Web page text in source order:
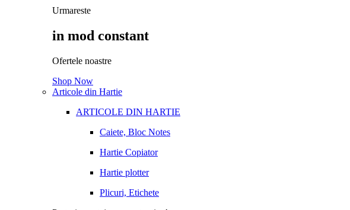
Urmareste
in mod constant
Ofertele noastre
Shop Now
Articole din Hartie
ARTICOLE DIN HARTIE
Caiete, Bloc Notes
Hartie Copiator
Hartie plotter
Plicuri, Etichete